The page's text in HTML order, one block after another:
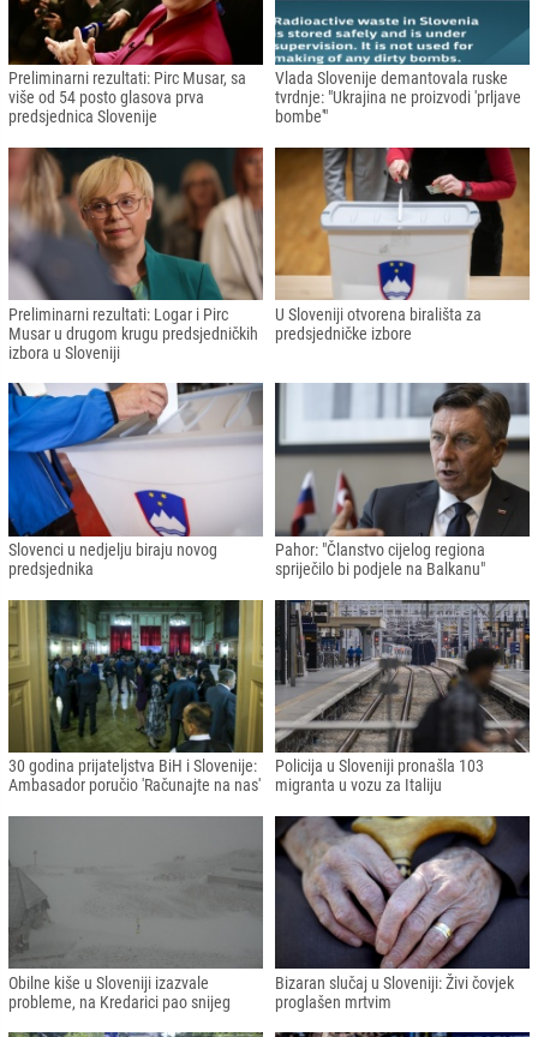
Preliminarni rezultati: Pirc Musar, sa
više od 54 posto glasova prva
predsjednica Slovenije
Vlada Slovenije demantovala ruske
tvrdnje: "Ukrajina ne proizvodi 'prljave
bombe'"
Preliminarni rezultati: Logar i Pirc
Musar u drugom krugu predsjedničkih
izbora u Sloveniji
U Sloveniji otvorena birališta za
predsjedničke izbore
Slovenci u nedjelju biraju novog
predsjednika
Pahor: "Članstvo cijelog regiona
spriječilo bi podjele na Balkanu"
30 godina prijateljstva BiH i Slovenije:
Ambasador poručio 'Računajte na nas'
Policija u Sloveniji pronašla 103
migranta u vozu za Italiju
Obilne kiše u Sloveniji izazvale
probleme, na Kredarici pao snijeg
Bizaran slučaj u Sloveniji: Živi čovjek
proglašen mrtvim